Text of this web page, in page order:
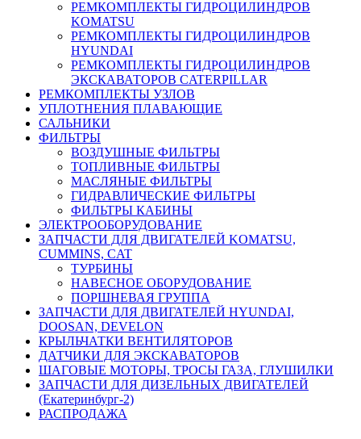
РЕМКОМПЛЕКТЫ ГИДРОЦИЛИНДРОВ
KOMATSU
РЕМКОМПЛЕКТЫ ГИДРОЦИЛИНДРОВ
HYUNDAI
РЕМКОМПЛЕКТЫ ГИДРОЦИЛИНДРОВ
ЭКСКАВАТОРОВ CATERPILLAR
РЕМКОМПЛЕКТЫ УЗЛОВ
УПЛОТНЕНИЯ ПЛАВАЮЩИЕ
САЛЬНИКИ
ФИЛЬТРЫ
ВОЗДУШНЫЕ ФИЛЬТРЫ
ТОПЛИВНЫЕ ФИЛЬТРЫ
МАСЛЯНЫЕ ФИЛЬТРЫ
ГИДРАВЛИЧЕСКИЕ ФИЛЬТРЫ
ФИЛЬТРЫ КАБИНЫ
ЭЛЕКТРООБОРУДОВАНИЕ
ЗАПЧАСТИ ДЛЯ ДВИГАТЕЛЕЙ KOMATSU,
CUMMINS, CAT
ТУРБИНЫ
НАВЕСНОЕ ОБОРУДОВАНИЕ
ПОРШНЕВАЯ ГРУППА
ЗАПЧАСТИ ДЛЯ ДВИГАТЕЛЕЙ HYUNDAI,
DOOSAN, DEVELON
КРЫЛЬЧАТКИ ВЕНТИЛЯТОРОВ
ДАТЧИКИ ДЛЯ ЭКСКАВАТОРОВ
ШАГОВЫЕ МОТОРЫ, ТРОСЫ ГАЗА, ГЛУШИЛКИ
ЗАПЧАСТИ ДЛЯ ДИЗЕЛЬНЫХ ДВИГАТЕЛЕЙ
(Екатеринбург-2)
РАСПРОДАЖА